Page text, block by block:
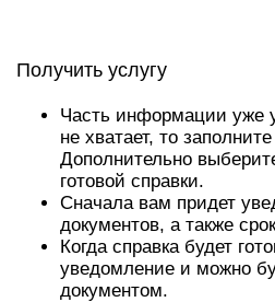
Получить услугу
Часть информации уже
не хватает, то
Дополнительно
готовой справки.
Сначала вам придет
документов, а также
Когда справка будет
уведомление и можно
документом.